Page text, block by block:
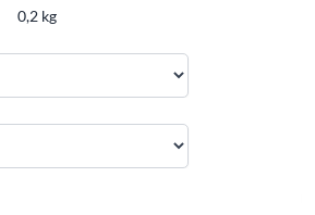
0,2 kg